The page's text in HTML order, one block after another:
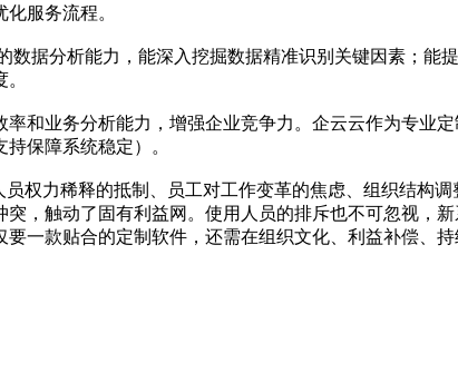
服务流程。
据分析能力，能深入挖掘数据精准识别关键因素；能
和业务分析能力，增强企业竞争力。企云云作为专业
保障系统稳定）。
权力稀释的抵制、员工对工作变革的焦虑、组织结构
，触动了固有利益网。使用人员的排斥也不可忽视，
一款贴合的定制软件，还需在组织文化、利益补偿、持